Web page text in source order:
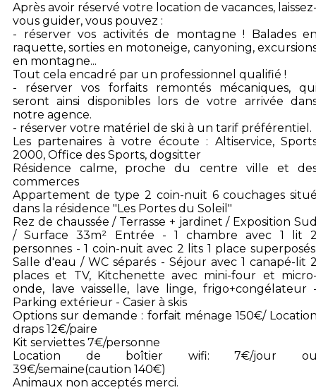
Après avoir réservé votre location de vacances,
vous guider, vous pouvez :
- réserver vos activités de montagne ! Balades
raquette, sorties en motoneige, canyoning,
en montagne...
Tout cela encadré par un professionnel qualifié !
- réserver vos forfaits remontés mécaniques,
seront ainsi disponibles lors de votre arrivée
notre agence.
- réserver votre matériel de ski à un tarif préférentiel.
Les partenaires à votre écoute : Altiservice,
2000, Office des Sports, dogsitter
Résidence calme, proche du centre ville et
commerces
Appartement de type 2 coin-nuit 6 couchages
dans la résidence "Les Portes du Soleil"
Rez de chaussée / Terrasse + jardinet / Exposition
/ Surface 33m² Entrée - 1 chambre avec 1 lit
personnes - 1 coin-nuit avec 2 lits 1 place
Salle d'eau / WC séparés - Séjour avec 1 canapé-lit
places et TV, Kitchenette avec mini-four et
onde, lave vaisselle, lave linge, frigo+congélateur
Parking extérieur - Casier à skis
Options sur demande : forfait ménage 150€/
draps 12€/paire
Kit serviettes 7€/personne
Location de boîtier wifi: 7€/jour
39€/semaine(caution 140€)
Animaux non acceptés merci.